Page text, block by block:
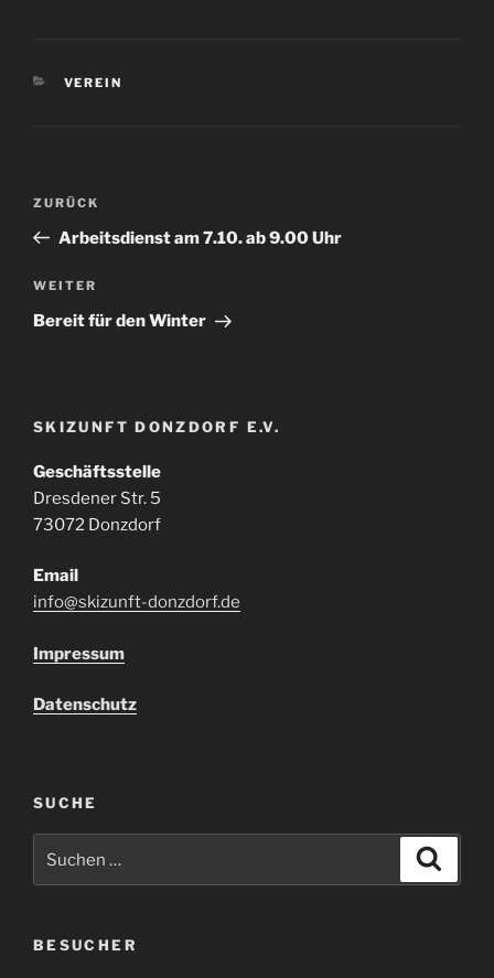
KATEGORIEN
VEREIN
Beitragsnavigation
Vorheriger
Beitrag
ZURÜCK
Arbeitsdienst am 7.10. ab 9.00 Uhr
Nächster
Beitrag
WEITER
Bereit für den Winter
SKIZUNFT DONZDORF E.V.
Geschäftsstelle
Dresdener Str. 5
73072 Donzdorf
Email
info@skizunft-donzdorf.de
Impressum
Datenschutz
SUCHE
nach:
BESUCHER